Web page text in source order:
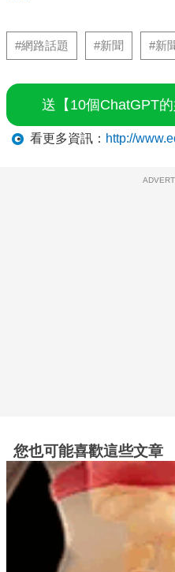
#網路話題 #新聞 #新
送【10個ChatGPT
看更多資訊： http://
您也可能喜歡這些文章